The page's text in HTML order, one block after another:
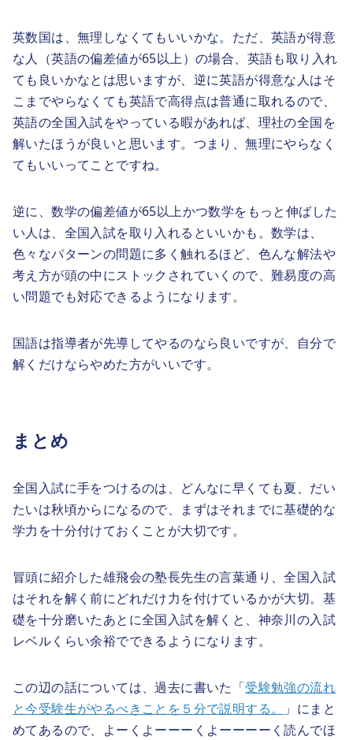
英数国は、無理しなくてもいいかな。ただ、英語が得意
な人（英語の偏差値が65以上）の場合、英語も取り入れ
ても良いかなとは思いますが、逆に英語が得意な人はそ
こまでやらなくても英語で高得点は普通に取れるので、
英語の全国入試をやっている暇があれば、理社の全国を
解いたほうが良いと思います。つまり、無理にやらなく
てもいいってことですね。
逆に、数学の偏差値が65以上かつ数学をもっと伸ばした
い人は、全国入試を取り入れるといいかも。数学は、
色々なパターンの問題に多く触れるほど、色んな解法や
考え方が頭の中にストックされていくので、難易度の高
い問題でも対応できるようになります。
国語は指導者が先導してやるのなら良いですが、自分で
解くだけならやめた方がいいです。
まとめ
全国入試に手をつけるのは、どんなに早くても夏、だい
たいは秋頃からになるので、まずはそれまでに基礎的な
学力を十分付けておくことが大切です。
冒頭に紹介した雄飛会の塾長先生の言葉通り、全国入試
はそれを解く前にどれだけ力を付けているかが大切。基
礎を十分磨いたあとに全国入試を解くと、神奈川の入試
レベルくらい余裕でできるようになります。
この辺の話については、過去に書いた「受験勉強の流れ
と今受験生がやるべきことを５分で説明する。
」にまと
めてあるので、よーくよーーーくよーーーーく読んでほ